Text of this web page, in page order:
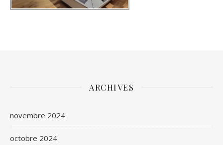
ARCHIVES
novembre 2024
octobre 2024